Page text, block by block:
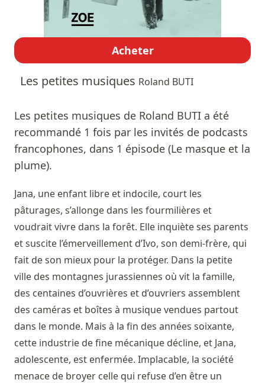
Acheter
Les petites musiques Roland BUTI
Les petites musiques de Roland BUTI a été
recommandé 1 fois par les invités de podcasts
francophones, dans 1 épisode (Le masque et la
plume).
Jana, une enfant libre et indocile, court les
pâturages, s’allonge dans les fourmilières et
voudrait vivre dans la forêt. Elle inquiète ses parents
et suscite l’émerveillement d’Ivo, son demi-frère, qui
fait de son mieux pour la protéger. Dans la petite
ville des montagnes jurassiennes où vit la famille,
des centaines d’ouvrières et d’ouvriers assemblent
des caméras et boîtes à musique vendues partout
dans le monde. Mais à la fin des années soixante,
cette industrie de fine mécanique décline, et Jana,
adolescente, est enfermée. Implacable, la société
menace de broyer celle qui refuse d’en être un